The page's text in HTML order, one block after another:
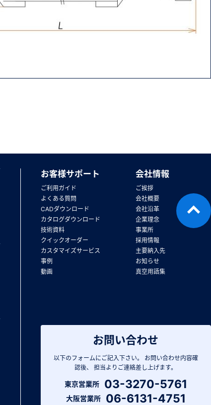
お問い合わせ
以下のフォームにご記入下さい。
お問い合わせ内容確
認後、
担当よりご連絡差し上げます。
東京営業所 03-3270-5761
大阪営業所 06-6131-4751
お客様サポート
ご利用ガイド
よくある質問
CADダウンロード
カタログダウンロード
技術資料
クイックオーダー
カスタマイズサービス
事例
動画
会社情報
ご挨拶
会社概要
会社沿革
企業理念
事業所
採用情報
主要納入先
お知らせ
真空用語集